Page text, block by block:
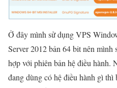
Ở đây mình sử dụng VPS
Server 2012 bản 64 bit nên mình
hợp với phiên bản hệ điều hành.
đang dùng có hệ điều hành gì